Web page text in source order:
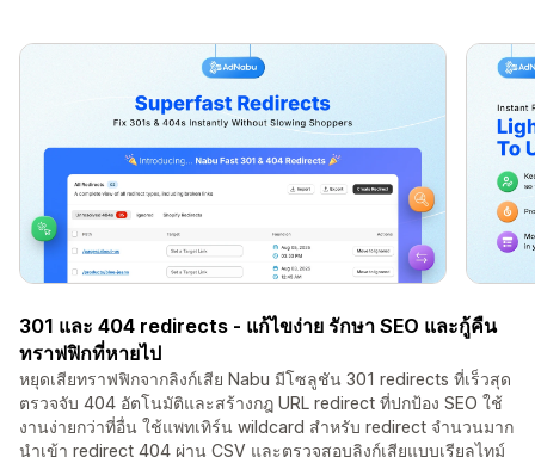
301 และ 404 redirects - แก้ไขง่าย รักษา SEO และกู้คืน
ทราฟฟิกที่หายไป
หยุดเสียทราฟฟิกจากลิงก์เสีย Nabu มีโซลูชัน 301 redirects ที่เร็วสุด
ตรวจจับ 404 อัตโนมัติและสร้างกฎ URL redirect ที่ปกป้อง SEO ใช้
งานง่ายกว่าที่อื่น ใช้แพทเทิร์น wildcard สำหรับ redirect จำนวนมาก
นำเข้า redirect 404 ผ่าน CSV และตรวจสอบลิงก์เสียแบบเรียลไทม์